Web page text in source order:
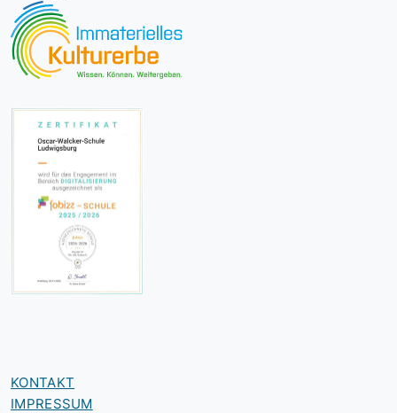
KONTAKT
IMPRESSUM